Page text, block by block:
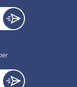
U)
× 46